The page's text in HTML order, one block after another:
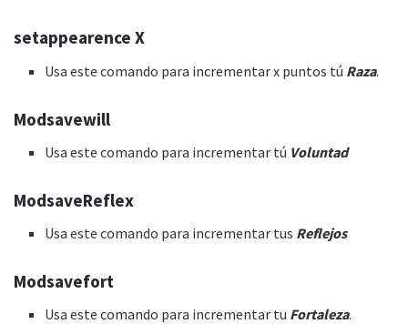
setappearence X
Usa este comando para incrementar x puntos tú Raza.
Modsavewill
Usa este comando para incrementar tú Voluntad
ModsaveReflex
Usa este comando para incrementar tus Reflejos
Modsavefort
Usa este comando para incrementar tu Fortaleza.